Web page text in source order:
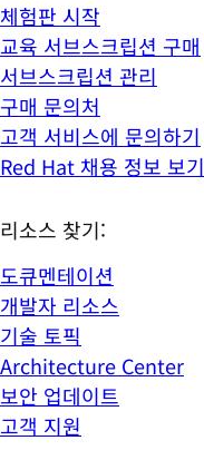
체험판 시작
교육 서브스크립션 구매
서브스크립션 관리
구매 문의처
고객 서비스에 문의하기
Red Hat 채용 정보 보기
리소스 찾기:
도큐멘테이션
개발자 리소스
기술 토픽
Architecture Center
보안 업데이트
고객 지원